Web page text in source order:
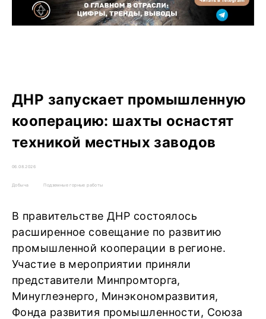
ДНР запускает промышленную
кооперацию: шахты оснастят
техникой местных заводов
06.08.2026
Добыча Подземные горные работы
В правительстве ДНР состоялось
расширенное совещание по развитию
промышленной кооперации в регионе.
Участие в мероприятии приняли
представители Минпромторга,
Минуглеэнерго, Минэкономразвития,
Фонда развития промышленности, Союза